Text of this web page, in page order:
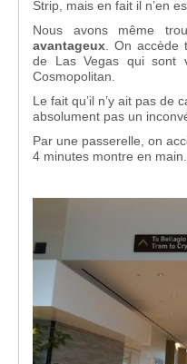
Strip, mais en fait il n’en
Nous avons même
avantageux. On accède
de Las Vegas qui sont
Cosmopolitan.
Le fait qu’il n’y ait pas de
absolument pas un
Par une passerelle, on
4 minutes montre en main.